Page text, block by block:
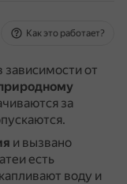
Как это работает?
от
за
и вызвано
есть
воду и